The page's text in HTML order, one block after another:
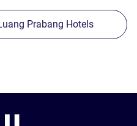
Prabang Hotels